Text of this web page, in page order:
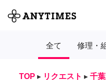
全て 修理・
TOP ▸ リクエスト ▸ 千